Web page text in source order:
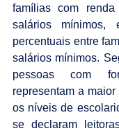
famílias com
salários
percentuais entre
salários mínimos.
pessoas com
representam a
os níveis de
se declaram